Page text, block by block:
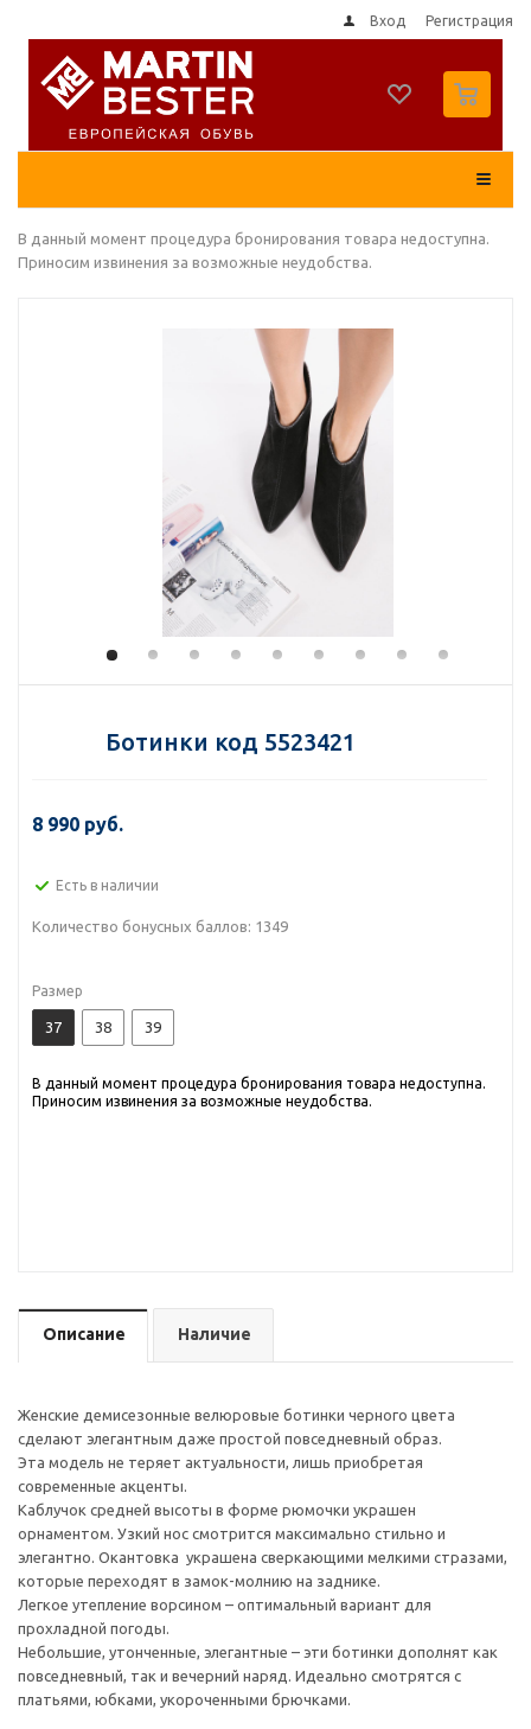
Вход Регистрация
В данный момент процедура бронирования товара недоступна.
Приносим извинения за возможные неудобства.
Ботинки код 5523421
8 990 руб.
Есть в наличии
Количество бонусных баллов: 1349
Размер
37 38 39
В данный момент процедура бронирования товара недоступна.
Приносим извинения за возможные неудобства.
Описание Наличие
Женские демисезонные велюровые ботинки черного цвета
сделают элегантным даже простой повседневный образ.
Эта модель не теряет актуальности, лишь приобретая
современные акценты.
Каблучок средней высоты в форме рюмочки украшен
орнаментом. Узкий нос смотрится максимально стильно и
элегантно. Окантовка украшена сверкающими мелкими стразами,
которые переходят в замок-молнию на заднике.
Легкое утепление ворсином – оптимальный вариант для
прохладной погоды.
Небольшие, утонченные, элегантные – эти ботинки дополнят как
повседневный, так и вечерний наряд. Идеально смотрятся с
платьями, юбками, укороченными брючками.